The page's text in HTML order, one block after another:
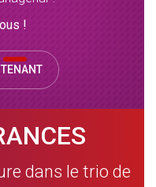
!
dans le trio de